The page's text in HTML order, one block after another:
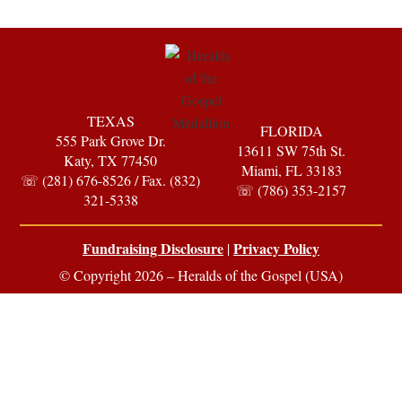
TEXAS
555 Park Grove Dr.
Katy, TX 77450
☏ (281) 676-8526 / Fax. (832)
321-5338
FLORIDA
13611 SW 75th St.
Miami, FL 33183
☏ (786) 353-2157
Fundraising Disclosure |Privacy Policy
© Copyright 2026 – Heralds of the Gospel (USA)